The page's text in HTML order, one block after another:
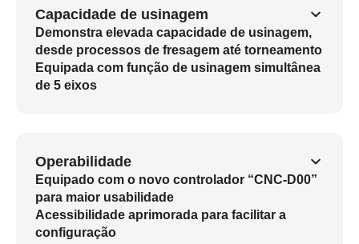
Capacidade de usinagem
Demonstra elevada capacidade de usinagem,
desde processos de fresagem até torneamento
Equipada com função de usinagem simultânea
de 5 eixos
Operabilidade
Equipado com o novo controlador “CNC-D00”
para maior usabilidade
Acessibilidade aprimorada para facilitar a
configuração